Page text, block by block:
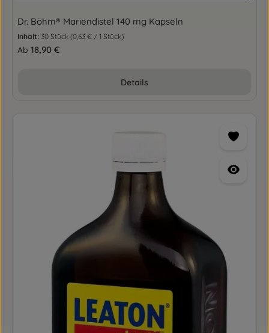
Dr. Böhm® Mariendistel 140 mg Kapseln
Inhalt: 30 Stück (0,63 € / 1 Stück)
Regulärer Preis:
Ab 18,90 €
Details